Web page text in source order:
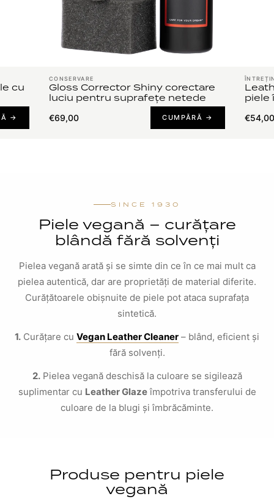
cu
→
CONSERVARE
Gloss Corrector Shiny corectare
luciu pentru suprafețe netede
€69,00 CUMPĂRĂ →
piele
€54,00
SINCE 1930
Piele vegană – curățare
blândă fără solvenți
Pielea vegană arată și se simte din ce în ce mai mult ca
pielea autentică, dar are proprietăți de material diferite.
Curățătoarele obișnuite de piele pot ataca suprafața
sintetică.
1. Curățare cu Vegan Leather Cleaner – blând, eficient și
fără solvenți.
2.Pielea vegană deschisă la culoare se sigilează
suplimentar cu Leather Glazeîmpotriva transferului de
culoare de la blugi și îmbrăcăminte.
Produse pentru piele
vegană